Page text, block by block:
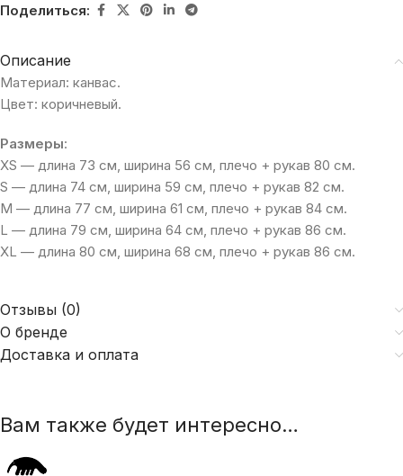
Поделиться:
Описание
Материал: канвас.
Цвет: коричневый.
Размеры:
XS — длина 73 см, ширина 56 см, плечо + рукав 80 см.
S — длина 74 см, ширина 59 см, плечо + рукав 82 см.
M — длина 77 см, ширина 61 см, плечо + рукав 84 см.
L — длина 79 см, ширина 64 см, плечо + рукав 86 см.
XL — длина 80 см, ширина 68 см, плечо + рукав 86 см.
Отзывы (0)
О бренде
Доставка и оплата
Вам также будет интересно…